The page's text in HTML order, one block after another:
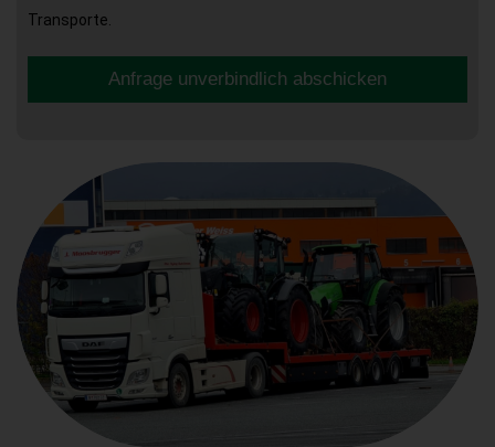
Transporte.
Anfrage unverbindlich abschicken